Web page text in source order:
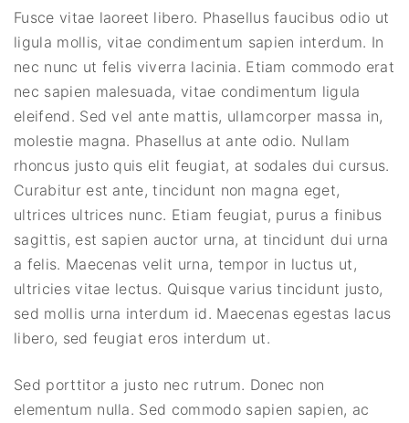
Fusce vitae laoreet libero. Phasellus faucibus odio ut
ligula mollis, vitae condimentum sapien interdum. In
nec nunc ut felis viverra lacinia. Etiam commodo erat
nec sapien malesuada, vitae condimentum ligula
eleifend. Sed vel ante mattis, ullamcorper massa in,
molestie magna. Phasellus at ante odio. Nullam
rhoncus justo quis elit feugiat, at sodales dui cursus.
Curabitur est ante, tincidunt non magna eget,
ultrices ultrices nunc. Etiam feugiat, purus a finibus
sagittis, est sapien auctor urna, at tincidunt dui urna
a felis. Maecenas velit urna, tempor in luctus ut,
ultricies vitae lectus. Quisque varius tincidunt justo,
sed mollis urna interdum id. Maecenas egestas lacus
libero, sed feugiat eros interdum ut.
Sed porttitor a justo nec rutrum. Donec non
elementum nulla. Sed commodo sapien sapien, ac